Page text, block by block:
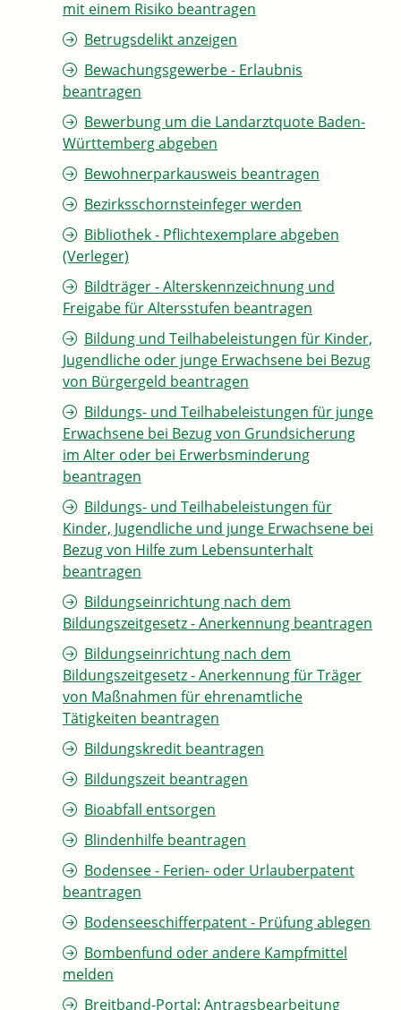
mit einem Risiko beantragen
Betrugsdelikt anzeigen
Bewachungsgewerbe - Erlaubnis
beantragen
Bewerbung um die Landarztquote Baden-
Württemberg abgeben
Bewohnerparkausweis beantragen
Bezirksschornsteinfeger werden
Bibliothek - Pflichtexemplare abgeben
(Verleger)
Bildträger - Alterskennzeichnung und
Freigabe für Altersstufen beantragen
Bildung und Teilhabeleistungen für Kinder,
Jugendliche oder junge Erwachsene bei Bezug
von Bürgergeld beantragen
Bildungs- und Teilhabeleistungen für junge
Erwachsene bei Bezug von Grundsicherung
im Alter oder bei Erwerbsminderung
beantragen
Bildungs- und Teilhabeleistungen für
Kinder, Jugendliche und junge Erwachsene bei
Bezug von Hilfe zum Lebensunterhalt
beantragen
Bildungseinrichtung nach dem
Bildungszeitgesetz - Anerkennung beantragen
Bildungseinrichtung nach dem
Bildungszeitgesetz - Anerkennung für Träger
von Maßnahmen für ehrenamtliche
Tätigkeiten beantragen
Bildungskredit beantragen
Bildungszeit beantragen
Bioabfall entsorgen
Blindenhilfe beantragen
Bodensee - Ferien- oder Urlauberpatent
beantragen
Bodenseeschifferpatent - Prüfung ablegen
Bombenfund oder andere Kampfmittel
melden
Breitband-Portal: Antragsbearbeitung